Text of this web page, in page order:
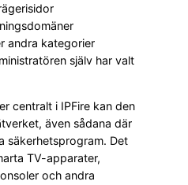
andra kategorier
själv har valt
centralt i IPFire kan den
även sådana där
säkerhetsprogram. Det
TV-apparater,
och andra